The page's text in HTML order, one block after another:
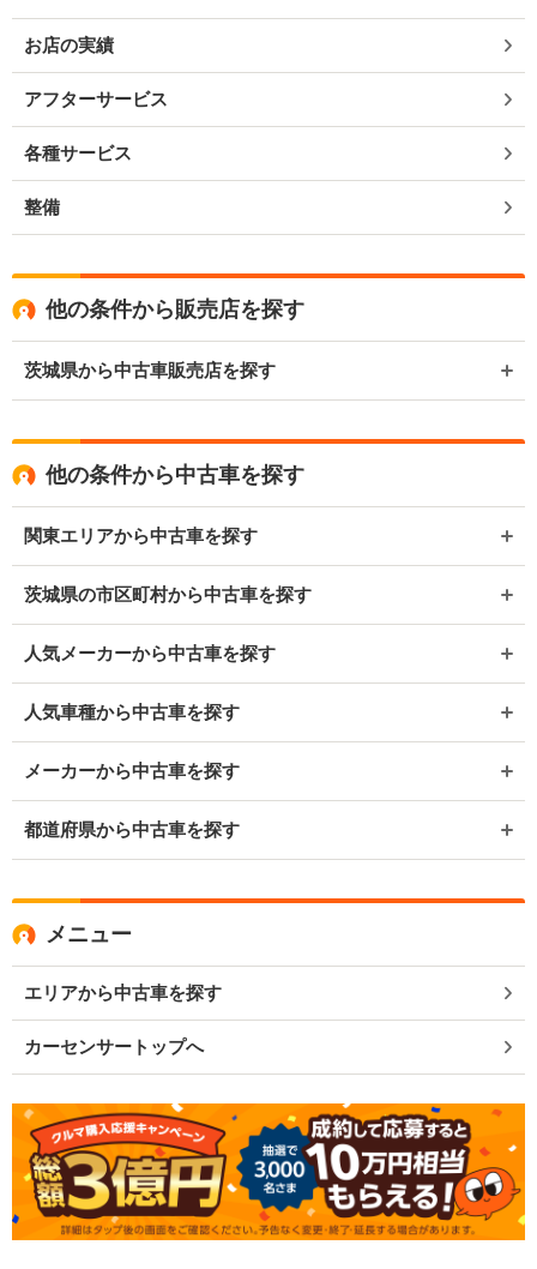
お店の実績
アフターサービス
各種サービス
整備
他の条件から販売店を探す
茨城県から中古車販売店を探す
他の条件から中古車を探す
関東エリアから中古車を探す
茨城県の市区町村から中古車を探す
人気メーカーから中古車を探す
人気車種から中古車を探す
メーカーから中古車を探す
都道府県から中古車を探す
メニュー
エリアから中古車を探す
カーセンサートップへ